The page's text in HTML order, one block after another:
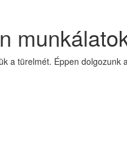
a türelmét. Éppen dolgozunk